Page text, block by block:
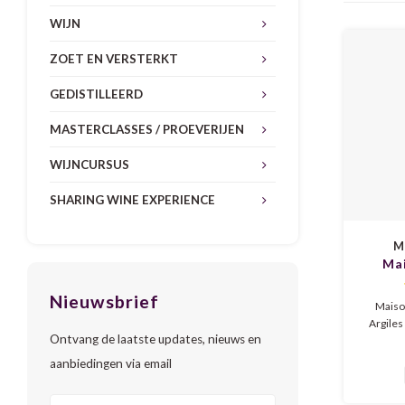
WIJN
ZOET EN VERSTERKT
GEDISTILLEERD
MASTERCLASSES / PROEVERIJEN
WIJNCURSUS
SHARING WINE EXPERIENCE
Nieuwsbrief
Ontvang de laatste updates, nieuws en
aanbiedingen via email
Argiles